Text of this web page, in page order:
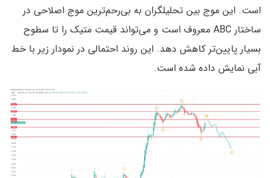
است. این موج بین تحلیلگران به بی‌رحم‌ترین موج اصلاحی در
ساختار ABC معروف است و می‌تواند قیمت متیک را تا سطوح
بسیار پایین‌تر کاهش دهد. این روند احتمالی در نمودار زیر با خط
آبی نمایش داده شده است.